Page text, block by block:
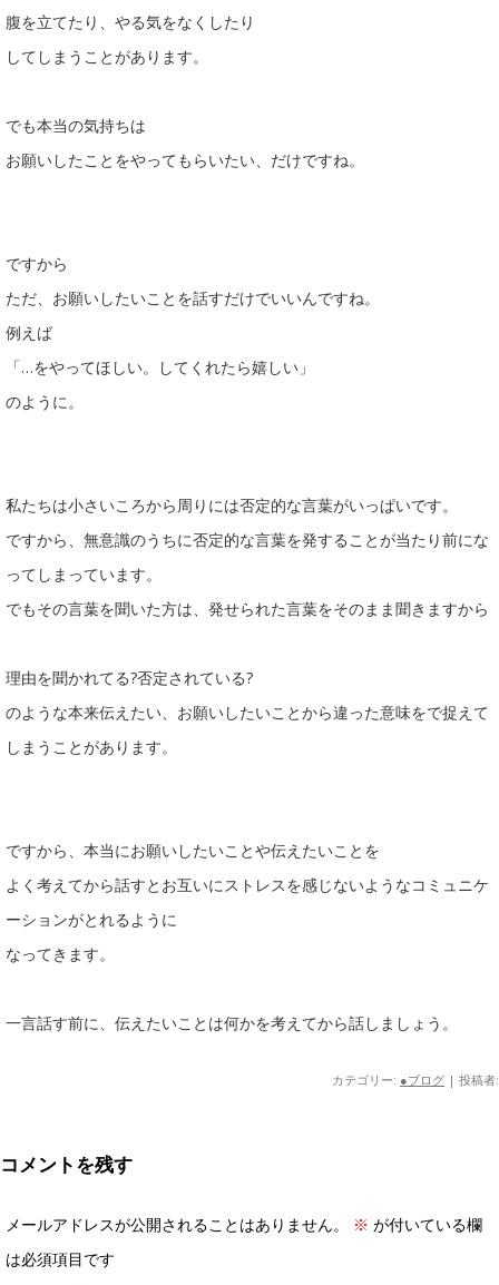
腹を立てたり、やる気をなくしたり
してしまうことがあります。
でも本当の気持ちは
お願いしたことをやってもらいたい、だけですね。
ですから
ただ、お願いしたいことを話すだけでいいんですね。
例えば
「…をやってほしい。してくれたら嬉しい」
のように。
私たちは小さいころから周りには否定的な言葉がいっぱいです。
ですから、無意識のうちに否定的な言葉を発することが当たり前にな
ってしまっています。
でもその言葉を聞いた方は、発せられた言葉をそのまま聞きますから
理由を聞かれてる?否定されている?
のような本来伝えたい、お願いしたいことから違った意味をで捉えて
しまうことがあります。
ですから、本当にお願いしたいことや伝えたいことを
よく考えてから話すとお互いにストレスを感じないようなコミュニケ
ーションがとれるように
なってきます。
一言話す前に、伝えたいことは何かを考えてから話しましょう。
カテゴリー: ●ブログ | 投稿者:
コメントを残す
メールアドレスが公開されることはありません。 ※ が付いている欄
は必須項目です